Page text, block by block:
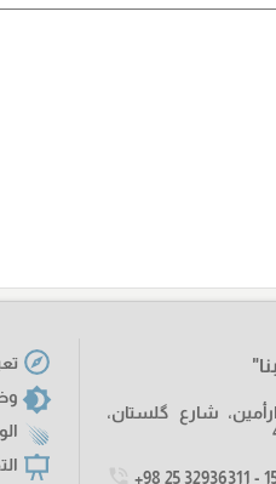
شارع گلستان،
+98 25 32936311 -